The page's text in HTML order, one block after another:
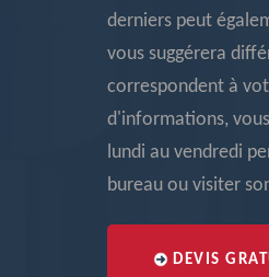
derniers peut
vous suggérera
correspondent à
d'informations,
lundi au vendredi
bureau ou visiter
DEVIS